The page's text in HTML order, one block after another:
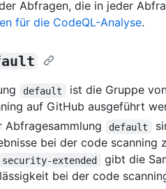
Abfragen, die in jeder
für die CodeQL-Analyse.
default
ist die Gruppe
auf GitHub ausgeführt
Abfragesammlung
default
bei der code scanning
security-extended gibt die
bei der code